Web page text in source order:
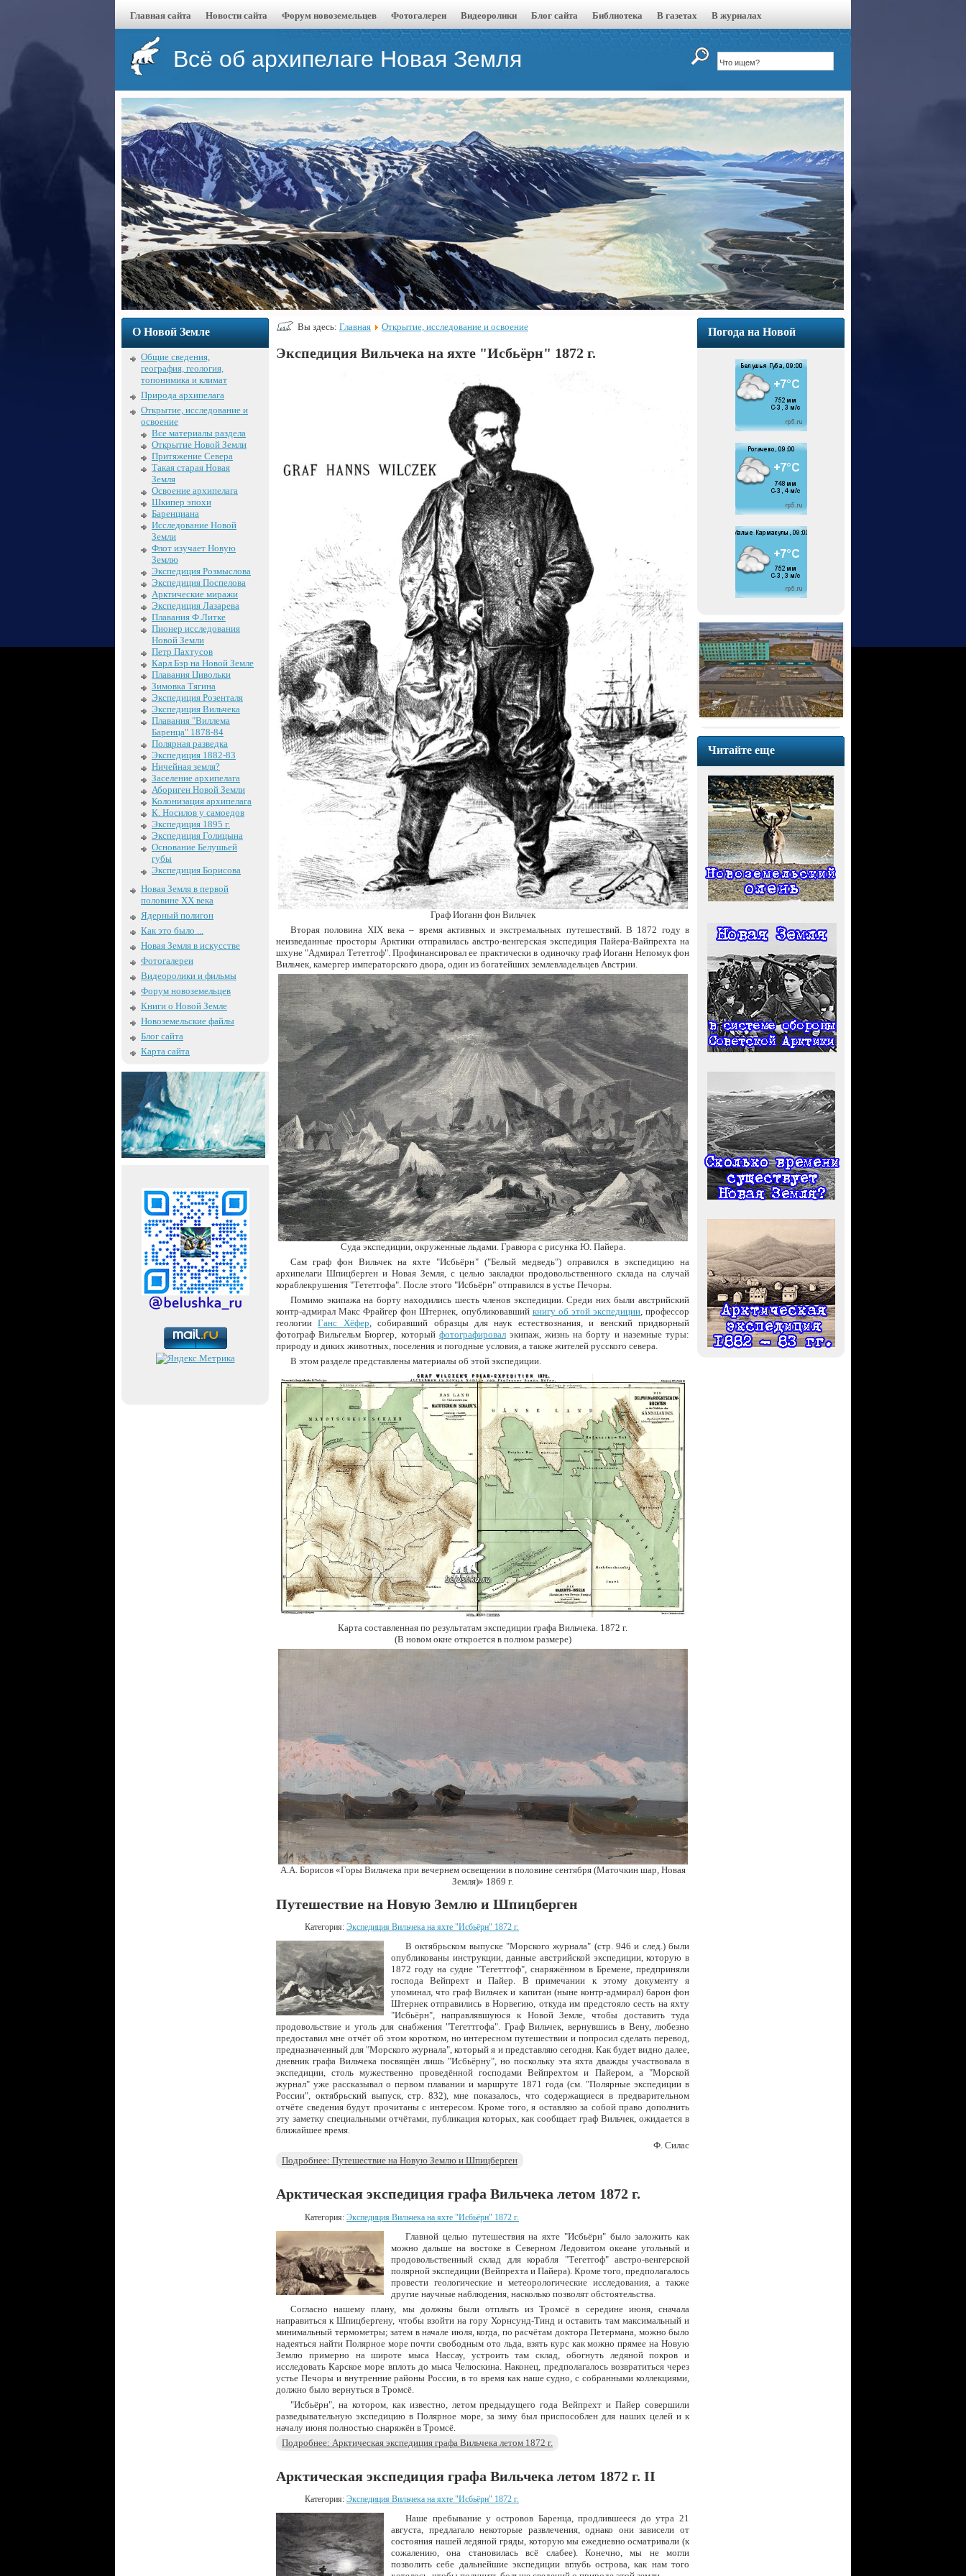
Главная сайта Новости сайта Форум новоземельцев Фотогалереи Видеоролики Блог сайта Библиотека В газетах В журналах
Всё об архипелаге Новая Земля
О Новой Земле
Общие сведения,
география, геология,
топонимика и климат
Природа архипелага
Открытие, исследование и
освоение
Все материалы раздела
Открытие Новой Земли
Притяжение Севера
Такая старая Новая
Земля
Освоение архипелага
Шкипер эпохи
Баренциана
Исследование Новой
Земли
Флот изучает Новую
Землю
Экспедиция Розмыслова
Экспедиция Поспелова
Арктические миражи
Экспедиция Лазарева
Плавания Ф.Литке
Пионер исследования
Новой Земли
Петр Пахтусов
Карл Бэр на Новой Земле
Плавания Цивольки
Зимовка Тягина
Экспедиция Розенталя
Экспедиция Вильчека
Плавания "Виллема
Баренца" 1878-84
Полярная разведка
Экспедиция 1882-83
Ничейная земля?
Заселение архипелага
Абориген Новой Земли
Колонизация архипелага
К. Носилов у самоедов
Экспедиция 1895 г.
Экспедиция Голицына
Основание Белушьей
губы
Экспедиция Борисова
Новая Земля в первой
половине XX века
Ядерный полигон
Как это было ...
Новая Земля в искусстве
Фотогалереи
Видеоролики и фильмы
Форум новоземельцев
Книги о Новой Земле
Новоземельские файлы
Блог сайта
Карта сайта
Вы здесь: Главная Открытие, исследование и освоение
Экспедиция Вильчека на яхте "Исбьёрн" 1872 г.
Граф Иоганн фон Вильчек
Вторая половина XIX века – время активных и экстремальных путешествий. В 1872 году в
неизведанные просторы Арктики отправилась австро-венгерская экспедиция Пайера-Вайпрехта на
шхуне "Адмирал Тететгоф". Профинансировал ее практически в одиночку граф Иоганн Непомук фон
Вильчек, камергер императорского двора, один из богатейших землевладельцев Австрии.
Суда экспедиции, окруженные льдами. Гравюра с рисунка Ю. Пайера.
Сам граф фон Вильчек на яхте "Исбьёрн" ("Белый медведь") оправился в экспедицию на
архипелаги Шпицберген и Новая Земля, с целью закладки продовольственного склада на случай
кораблекрушения "Тететгофа". После этого "Исбьёрн" отправился в устье Печоры.
Помимо экипажа на борту находились шесть членов экспедиции. Среди них были австрийский
контр-адмирал Макс Фрайгер фон Штернек, опубликовавший книгу об этой экспедиции, профессор
геологииГанс Хёфер , собиравший образцы для наук естествознания, и венский придворный
фотограф Вильгельм Бюргер, который фотографировалэкипаж, жизнь на борту и наземные туры:
природу и диких животных, поселения и погодные условия, а также жителей русского севера.
В этом разделе представлены материалы об этой экспедиции.
Карта составленная по результатам экспедиции графа Вильчека. 1872 г.
(В новом окне откроется в полном размере)
А.А. Борисов «Горы Вильчека при вечернем освещении в половине сентября (Маточкин шар, Новая
Земля)» 1869 г.
Путешествие на Новую Землю и Шпицберген
Категория: Экспедиция Вильчека на яхте "Исбьёрн" 1872 г.
В октябрьском выпуске "Морского журнала" (стр. 946 и след.) были
опубликованы инструкции, данные австрийской экспедиции, которую в
1872 году на судне "Тегеттгоф", снаряжённом в Бремене, предприняли
господа Вейпрехт и Пайер. В примечании к этому документу я
упоминал, что граф Вильчек и капитан (ныне контр-адмирал) барон фон
Штернек отправились в Норвегию, откуда им предстояло сесть на яхту
"Исбьёрн", направлявшуюся к Новой Земле, чтобы доставить туда
продовольствие и уголь для снабжения "Тегеттгофа". Граф Вильчек, вернувшись в Вену, любезно
предоставил мне отчёт об этом коротком, но интересном путешествии и попросил сделать перевод,
предназначенный для "Морского журнала", который я и представляю сегодня. Как будет видно далее,
дневник графа Вильчека посвящён лишь "Исбьёрну", но поскольку эта яхта дважды участвовала в
экспедиции, столь мужественно проведённой господами Вейпрехтом и Пайером, а "Морской
журнал" уже рассказывал о первом плавании и маршруте 1871 года (см. "Полярные экспедиции в
России", октябрьский выпуск, стр. 832), мне показалось, что содержащиеся в предварительном
отчёте сведения будут прочитаны с интересом. Кроме того, я оставляю за собой право дополнить
эту заметку специальными отчётами, публикация которых, как сообщает граф Вильчек, ожидается в
ближайшее время.
Ф. Силас
Подробнее: Путешествие на Новую Землю и Шпицберген
Арктическая экспедиция графа Вильчека летом 1872 г.
Категория: Экспедиция Вильчека на яхте "Исбьёрн" 1872 г.
Главной целью путешествия на яхте "Исбьёрн" было заложить как
можно дальше на востоке в Северном Ледовитом океане угольный и
продовольственный склад для корабля "Тегетгоф" австро-венгерской
полярной экспедиции (Вейпрехта и Пайера). Кроме того, предполагалось
провести геологические и метеорологические исследования, а также
другие научные наблюдения, насколько позволят обстоятельства.
Согласно нашему плану, мы должны были отплыть из Тромсё в середине июня, сначала
направиться к Шпицбергену, чтобы взойти на гору Хорнсунд-Тинд и оставить там максимальный и
минимальный термометры; затем в начале июля, когда, по расчётам доктора Петермана, можно было
надеяться найти Полярное море почти свободным ото льда, взять курс как можно прямее на Новую
Землю примерно на широте мыса Нассау, устроить там склад, обогнуть ледяной покров и
исследовать Карское море вплоть до мыса Челюскина. Наконец, предполагалось возвратиться через
устье Печоры и внутренние районы России, в то время как наше судно, с собранными коллекциями,
должно было вернуться в Тромсё.
"Исбьёрн", на котором, как известно, летом предыдущего года Вейпрехт и Пайер совершили
разведывательную экспедицию в Полярное море, за зиму был приспособлен для наших целей и к
началу июня полностью снаряжён в Тромсё.
Подробнее: Арктическая экспедиция графа Вильчека летом 1872 г.
Арктическая экспедиция графа Вильчека летом 1872 г. II
Категория: Экспедиция Вильчека на яхте "Исбьёрн" 1872 г.
Наше пребывание у островов Баренца, продлившееся до утра 21
августа, предлагало некоторые развлечения, однако они зависели от
состояния нашей ледяной гряды, которую мы ежедневно осматривали (к
сожалению, она становилась всё слабее). Конечно, мы не могли
позволить себе дальнейшие экспедиции вглубь острова, как нам того
Погода на Новой
Читайте еще